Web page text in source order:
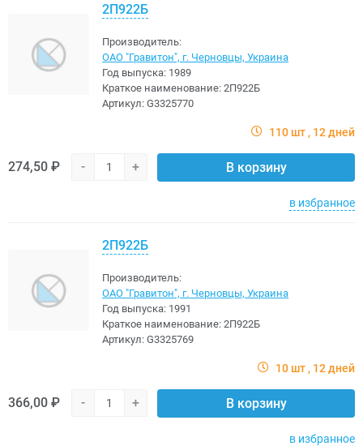
2П922Б
Производитель:
ОАО "Гравитон", г. Черновцы, Украина
Год выпуска: 1989
Краткое наименование: 2П922Б
Артикул: G3325770
110 шт 12 дней
274,50 ₽ - + В корзину
в избранное
2П922Б
Производитель:
ОАО "Гравитон", г. Черновцы, Украина
Год выпуска: 1991
Краткое наименование: 2П922Б
Артикул: G3325769
10 шт 12 дней
366,00 ₽ - + В корзину
в избранное